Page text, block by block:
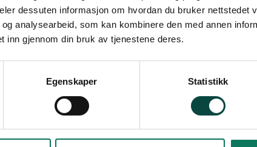
dessuten informasjon om hvordan du bruker nettstedet
analysearbeid, som kan kombinere den med annen
inn gjennom din bruk av tjenestene deres.
Egenskaper Statistikk
29. april kl.17-20 i
Artsmangfold Natur
Kurs i
22. april kl.16- 19